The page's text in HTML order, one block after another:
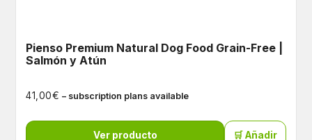
Pienso Premium Natural Dog Food Grain-Free |
Salmón y Atún
41,00€ – subscription plans available
Ver producto 🛒 Añadir